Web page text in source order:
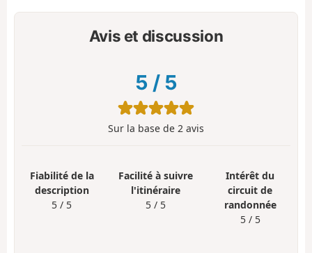
Avis et discussion
5 / 5
Sur la base de 2 avis
Fiabilité de la
description
5 / 5
Facilité à suivre
l'itinéraire
5 / 5
Intérêt du
circuit de
randonnée
5 / 5